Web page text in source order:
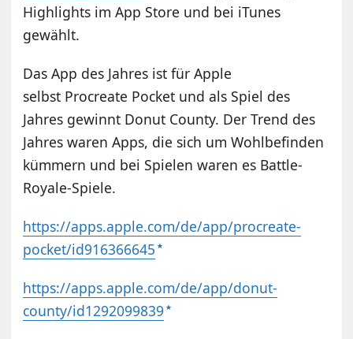
Highlights im App Store und bei iTunes
gewählt.
Das App des Jahres ist für Apple
selbst Procreate Pocket und als Spiel des
Jahres gewinnt Donut County. Der Trend des
Jahres waren Apps, die sich um Wohlbefinden
kümmern und bei Spielen waren es Battle-
Royale-Spiele.
https://apps.apple.com/de/app/procreate-
pocket/id916366645
https://apps.apple.com/de/app/donut-
county/id1292099839